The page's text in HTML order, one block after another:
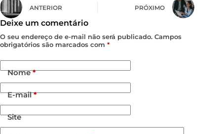
ANTERIOR PRÓXIMO
Deixe um comentário
O seu endereço de e-mail não será publicado. Campos
obrigatórios são marcados com *
Nome*
E-mail*
Site